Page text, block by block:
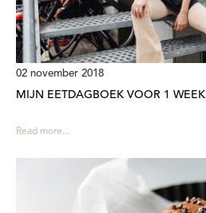
02 november 2018
MIJN EETDAGBOEK VOOR 1 WEEK
Read more...